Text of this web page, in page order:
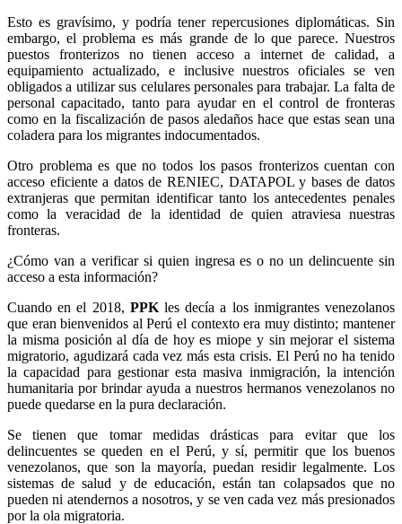
Esto es gravísimo, y podría tener repercusiones diplomáticas. Sin
embargo, el problema es más grande de lo que parece. Nuestros
puestos fronterizos no tienen acceso a internet de calidad, a
equipamiento actualizado, e inclusive nuestros oficiales se ven
obligados a utilizar sus celulares personales para trabajar. La falta de
personal capacitado, tanto para ayudar en el control de fronteras
como en la fiscalización de pasos aledaños hace que estas sean una
coladera para los migrantes indocumentados.
Otro problema es que no todos los pasos fronterizos cuentan con
acceso eficiente a datos de RENIEC, DATAPOL y bases de datos
extranjeras que permitan identificar tanto los antecedentes penales
como la veracidad de la identidad de quien atraviesa nuestras
fronteras.
¿Cómo van a verificar si quien ingresa es o no un delincuente sin
acceso a esta información?
Cuando en el 2018, PPKles decía a los inmigrantes venezolanos
que eran bienvenidos al Perú el contexto era muy distinto; mantener
la misma posición al día de hoy es miope y sin mejorar el sistema
migratorio, agudizará cada vez más esta crisis. El Perú no ha tenido
la capacidad para gestionar esta masiva inmigración, la intención
humanitaria por brindar ayuda a nuestros hermanos venezolanos no
puede quedarse en la pura declaración.
Se tienen que tomar medidas drásticas para evitar que los
delincuentes se queden en el Perú, y sí, permitir que los buenos
venezolanos, que son la mayoría, puedan residir legalmente. Los
sistemas de salud y de educación, están tan colapsados que no
pueden ni atendernos a nosotros, y se ven cada vez más presionados
por la ola migratoria.